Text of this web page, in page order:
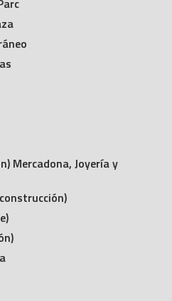
Mercadona, Joyería y